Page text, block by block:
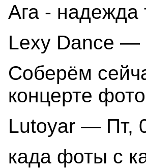
Ага - надежда
Lexy Dance —
Соберём
концерте
Lutoyar — Пт,
када фоты с